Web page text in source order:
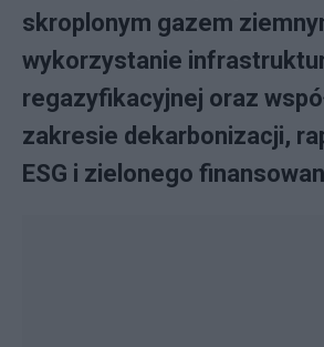
skroplonym gazem
wykorzystanie
regazyfikacyjnej oraz
zakresie dekarbonizacji,
ESG i zielonego